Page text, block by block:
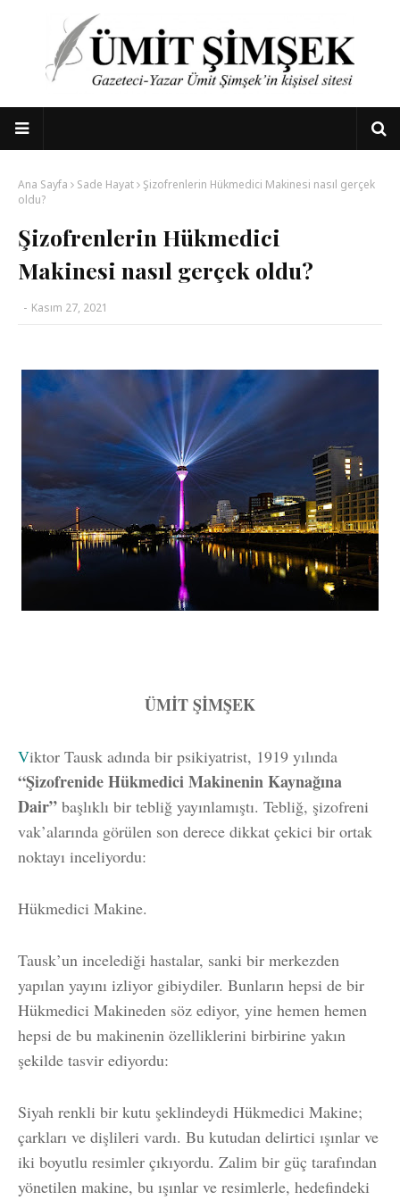
Ana Sayfa Sade Hayat Şizofrenlerin Hükmedici Makinesi nasıl gerçek
oldu?
Şizofrenlerin Hükmedici
Makinesi nasıl gerçek oldu?
- Kasım 27, 2021
ÜMİT ŞİMŞEK
Viktor Tausk adında bir psikiyatrist, 1919 yılında
“Şizofrenide Hükmedici Makinenin Kaynağına
Dair” başlıklı bir tebliğ yayınlamıştı. Tebliğ, şizofreni
vak’alarında görülen son derece dikkat çekici bir ortak
noktayı inceliyordu:
Hükmedici Makine.
Tausk’un incelediği hastalar, sanki bir merkezden
yapılan yayını izliyor gibiydiler. Bunların hepsi de bir
Hükmedici Makineden söz ediyor, yine hemen hemen
hepsi de bu makinenin özelliklerini birbirine yakın
şekilde tasvir ediyordu:
Siyah renkli bir kutu şeklindeydi Hükmedici Makine;
çarkları ve dişlileri vardı. Bu kutudan delirtici ışınlar ve
iki boyutlu resimler çıkıyordu. Zalim bir güç tarafından
yönetilen makine, bu ışınlar ve resimlerle, hedefindeki